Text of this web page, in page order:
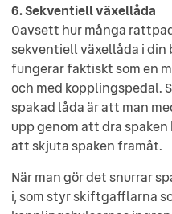
6. Sekventiell växellåda
Oavsett hur många
sekventiell växellåda i din
fungerar faktiskt som en
och med kopplingspedal.
spakad låda är att man
upp genom att dra
att skjuta spaken framåt.
När man gör det snurrar
i, som styr skiftgafflarna